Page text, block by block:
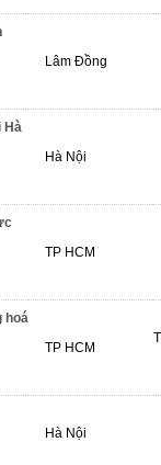
Lâm Đồng
Hà
Hà Nội
TP HCM
hoá
TP HCM
Hà Nội